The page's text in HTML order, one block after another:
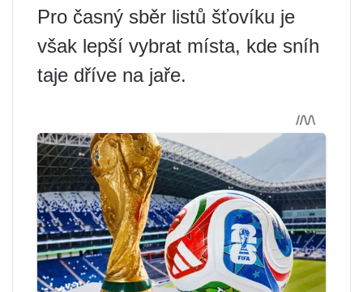
Pro časný sběr listů šťovíku je
však lepší vybrat místa, kde sníh
taje dříve na jaře.